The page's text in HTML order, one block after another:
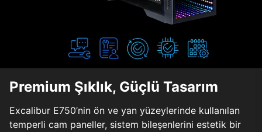
Premium Şıklık, Güçlü Tasarım
Excalibur E750’nin ön ve yan yüzeylerinde kullanılan
temperli cam paneller, sistem bileşenlerini estetik bir